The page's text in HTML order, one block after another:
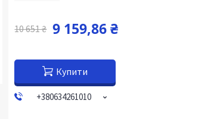
10 651 ₴ 9 159,86 ₴
Купити
+380634261010